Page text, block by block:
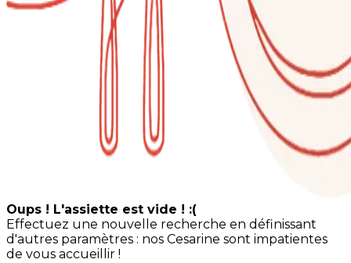
Oups ! L'assiette est vide ! :(
Effectuez une nouvelle recherche en définissant
d'autres paramètres : nos Cesarine sont impatientes
de vous accueillir !